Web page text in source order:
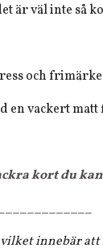
är väl inte så
och frimärke
en vackert
kort du
innebär